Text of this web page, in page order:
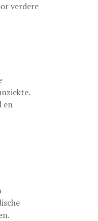
verdere
en